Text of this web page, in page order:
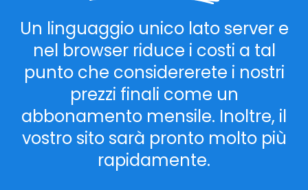
Un linguaggio unico lato server e
nel browser riduce i costi a tal
punto che considererete i nostri
prezzi finali come un
abbonamento mensile. Inoltre, il
vostro sito sarà pronto molto più
rapidamente.